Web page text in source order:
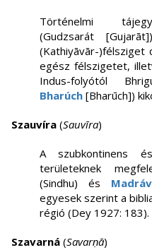
Történelmi
(Gudzsarát
(Kathiyāvār-
egész félszigetet,
Indus-folyótól
Bharúch [Bharūch])
Szauvíra (Sauvīra)
A szubkontinens
területeknek
(Sindhu) és
egyesek szerint a
régió (Dey 1927: 183).
Szavarná (Savarṇā)